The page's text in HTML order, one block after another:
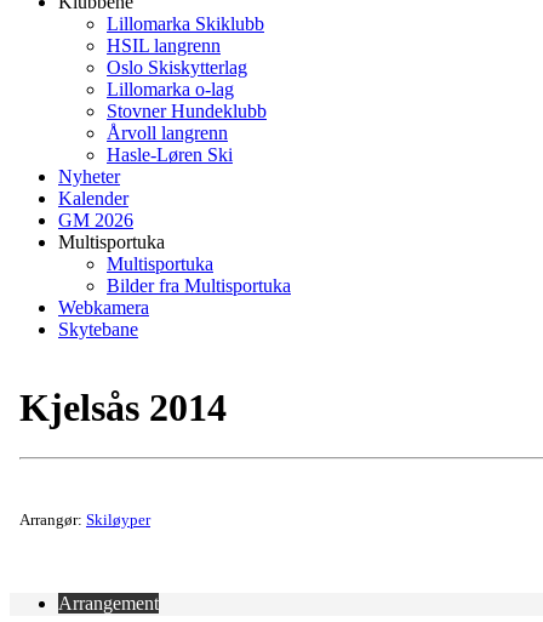
Lillomarka Skiklubb
HSIL langrenn
Oslo Skiskytterlag
Lillomarka o-lag
Stovner Hundeklubb
Årvoll langrenn
Hasle-Løren Ski
Nyheter
Kalender
GM 2026
Multisportuka
Multisportuka
Bilder fra Multisportuka
Webkamera
Skytebane
Kjelsås 2014
Arrangør: Skiløyper
Arrangement